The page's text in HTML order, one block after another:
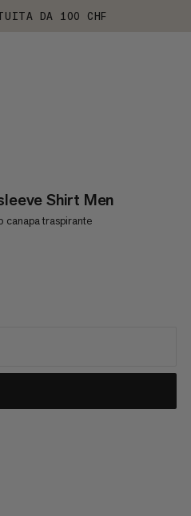
DA 100 CHF
Shirt Men
canapa traspirante